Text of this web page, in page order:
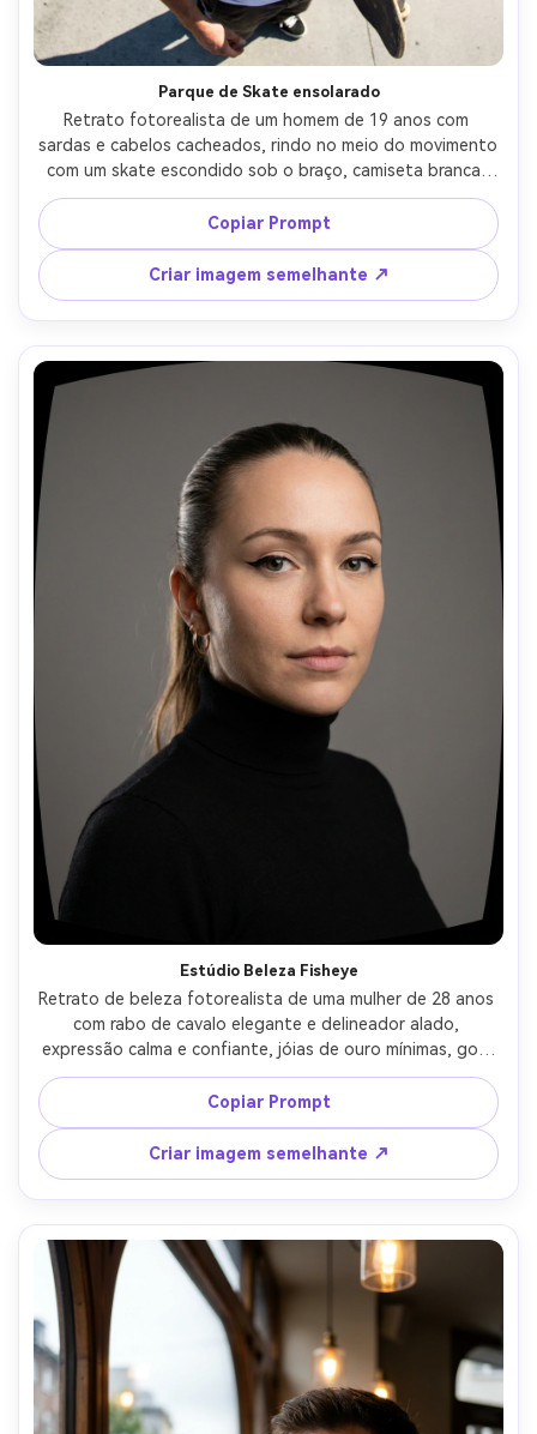
Parque de Skate ensolarado
Retrato fotorealista de um homem de 19 anos com
sardas e cabelos cacheados, rindo no meio do movimento
com um skate escondido sob o braço, camiseta branca,
colar de corrente, skate park de concreto iluminado pelo
sol com rampas curvas, sol duro do meio-dia com sombras
nítidas e leve brilho da lente, Canon R5, lente olho de
peixe de 10mm f/5.6, moldura de baixo ângulo do peito
para cima, fundo curvando ao redor do assunto, humor
sincero e enérgico, realismo editorial, alta resolução,
detalhe facial nítido-AR 4:5
Copiar Prompt
Criar imagem semelhante ↗
Estúdio Beleza Fisheye
Retrato de beleza fotorealista de uma mulher de 28 anos
com rabo de cavalo elegante e delineador alado,
expressão calma e confiante, jóias de ouro mínimas, gola
turtleneck preto, cenário de estúdio cinza sem costura,
configuração de dois estroboscópios com chave macia e
borda sutil, Nikon Z8, lente olho de peixe de 8 mm f/8,
composição simétrica centrada com distorção suave do
barril nas bordas, estilo de retoque de revista limpa, mas
textura de pele realista, foco nítido, classificação de
cores neutras, iluminação cinematográfica suave-AR 4:5
Copiar Prompt
Criar imagem semelhante ↗